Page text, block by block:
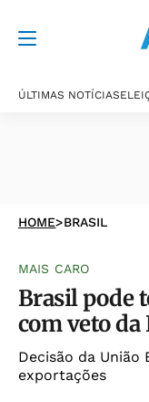
ÚLTIMAS NOTÍCIAS
HOME>BRASIL
MAIS CARO
Brasil pode
com veto da
Decisão da União
exportações